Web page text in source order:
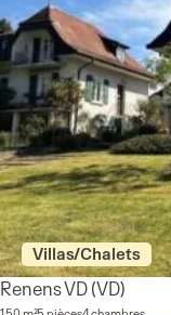
Villas/Chalets
Renens VD(VD)